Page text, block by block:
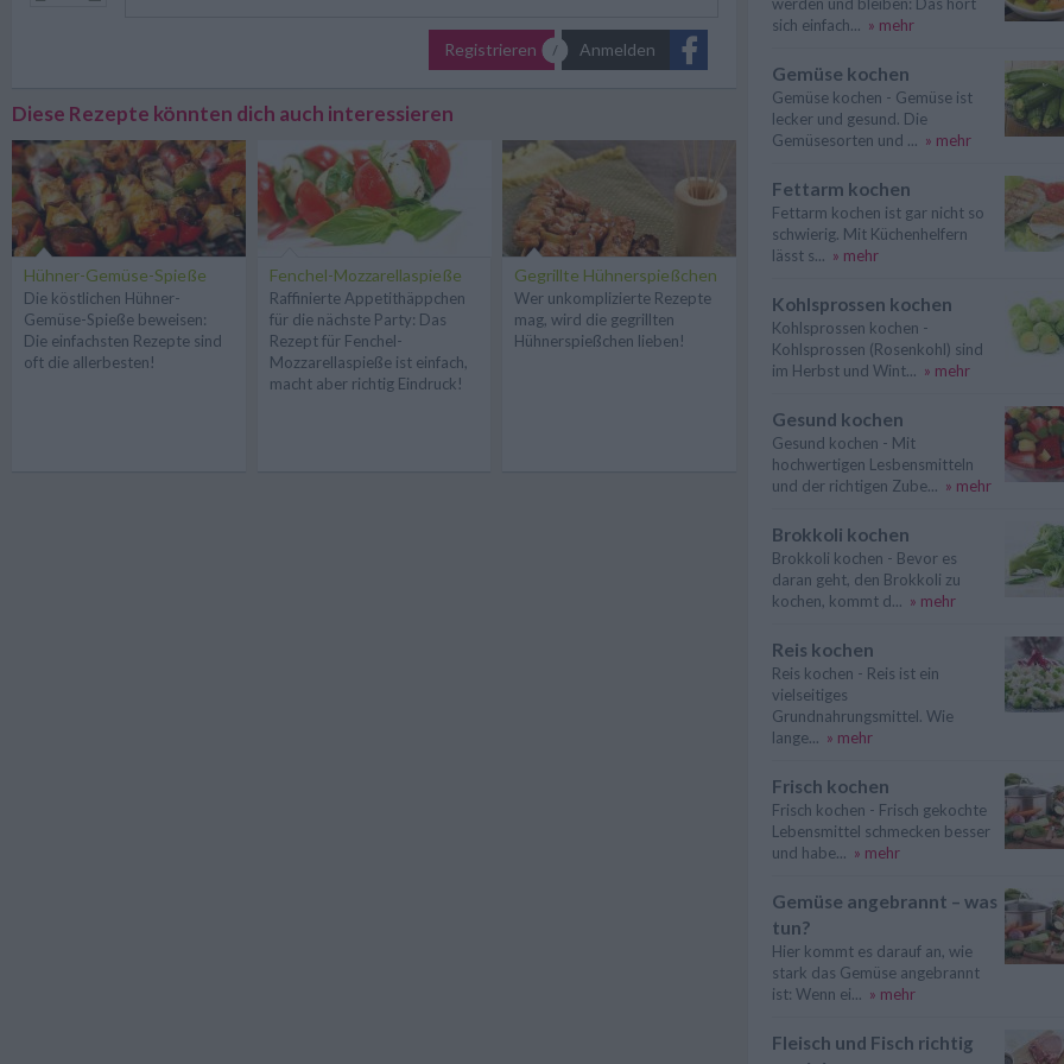
Registrieren Anmelden
Diese Rezepte könnten dich auch interessieren
Hühner-Gemüse-Spieße
Die köstlichen Hühner-
Gemüse-Spieße beweisen:
Die einfachsten Rezepte sind
oft die allerbesten!
Fenchel-Mozzarellaspieße
Raffinierte Appetithäppchen
für die nächste Party: Das
Rezept für Fenchel-
Mozzarellaspieße ist einfach,
macht aber richtig Eindruck!
Gegrillte Hühnerspießchen
Wer unkomplizierte Rezepte
mag, wird die gegrillten
Hühnerspießchen lieben!
sich einfach... » mehr
Gemüse kochen
Gemüse kochen - Gemüse ist
lecker und gesund. Die
Gemüsesorten und ... » mehr
Fettarm kochen
Fettarm kochen ist gar nicht so
schwierig. Mit Küchenhelfern
lässt s... » mehr
Kohlsprossen kochen
Kohlsprossen kochen -
Kohlsprossen (Rosenkohl) sind
im Herbst und Wint... » mehr
Gesund kochen
Gesund kochen - Mit
hochwertigen Lesbensmitteln
und der richtigen Zube... » mehr
Brokkoli kochen
Brokkoli kochen - Bevor es
daran geht, den Brokkoli zu
kochen, kommt d... » mehr
Reis kochen
Reis kochen - Reis ist ein
vielseitiges
Grundnahrungsmittel. Wie
lange... » mehr
Frisch kochen
Frisch kochen - Frisch gekochte
Lebensmittel schmecken besser
und habe... » mehr
Gemüse angebrannt – was
tun?
Hier kommt es darauf an, wie
stark das Gemüse angebrannt
ist: Wenn ei... » mehr
Fleisch und Fisch richtig